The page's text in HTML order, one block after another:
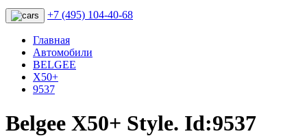
+7 (495) 104-40-68
Главная
Автомобили
BELGEE
X50+
9537
Belgee X50+ Style. Id:9537